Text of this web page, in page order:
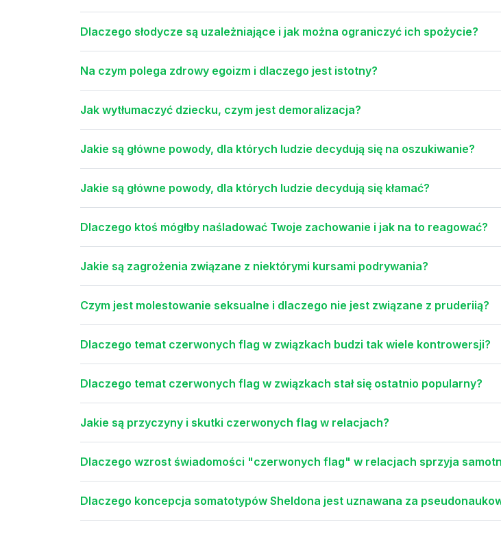
Dlaczego słodycze są uzależniające i jak można ograniczyć ich spożycie?
Na czym polega zdrowy egoizm i dlaczego jest istotny?
Jak wytłumaczyć dziecku, czym jest demoralizacja?
Jakie są główne powody, dla których ludzie decydują się na oszukiwanie?
Jakie są główne powody, dla których ludzie decydują się kłamać?
Dlaczego ktoś mógłby naśladować Twoje zachowanie i jak na to reagować?
Jakie są zagrożenia związane z niektórymi kursami podrywania?
Czym jest molestowanie seksualne i dlaczego nie jest związane z pruderiią?
Dlaczego temat czerwonych flag w związkach budzi tak wiele kontrowersji?
Dlaczego temat czerwonych flag w związkach stał się ostatnio popularny?
Jakie są przyczyny i skutki czerwonych flag w relacjach?
Dlaczego wzrost świadomości "czerwonych flag" w relacjach sprzyja
Dlaczego koncepcja somatotypów Sheldona jest uznawana za